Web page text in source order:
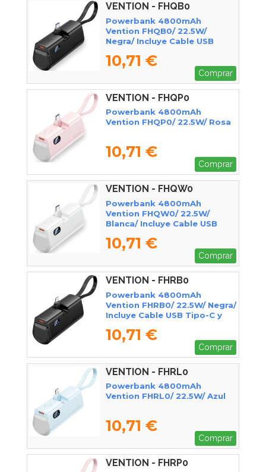
VENTION - FHQB0
Powerbank 4800mAh
Vention FHQB0/ 22.5W/
Negra/ Incluye Cable USB
10,71 €
Comprar
VENTION - FHQP0
Powerbank 4800mAh
Vention FHQP0/ 22.5W/ Rosa
10,71 €
Comprar
VENTION - FHQW0
Powerbank 4800mAh
Vention FHQW0/ 22.5W/
Blanca/ Incluye Cable USB
10,71 €
Comprar
VENTION - FHRB0
Powerbank 4800mAh
Vention FHRB0/ 22.5W/ Negra/
Incluye Cable USB Tipo-C y
10,71 €
Comprar
VENTION - FHRL0
Powerbank 4800mAh
Vention FHRL0/ 22.5W/ Azul
10,71 €
Comprar
VENTION - FHRP0